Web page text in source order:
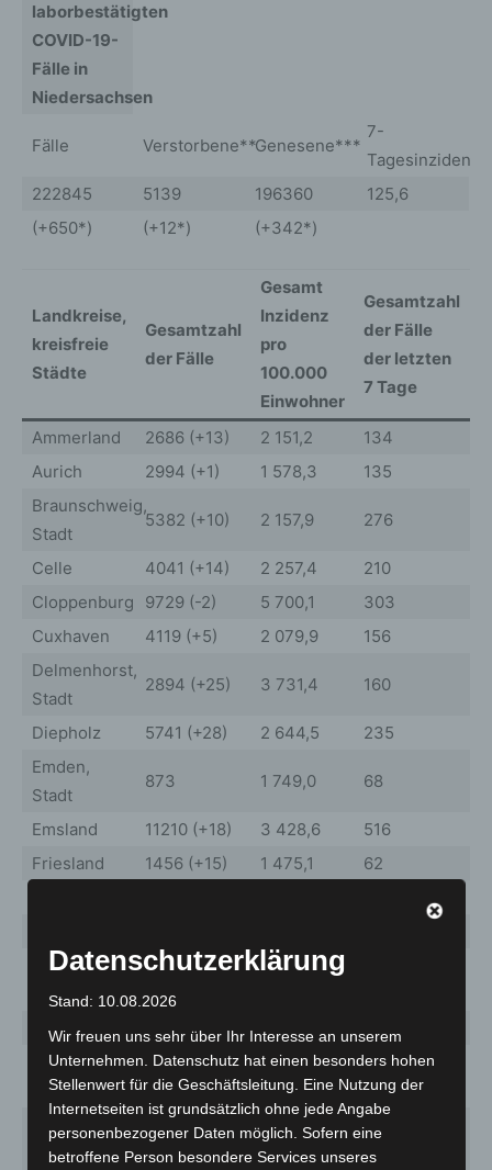
laborbestätigten
COVID-19-
Fälle in
Niedersachsen
Fälle Verstorbene**Genesene***
7-
Tagesinzidenz
222845
5139 196360
125,6
(+650*)
(+12*) (+342*)
Landkreise,
kreisfreie
Städte
Gesamtzahl
der Fälle
Gesamt
Inzidenz
pro
100.000
Einwohner
Gesamtzahl
der Fälle
der letzten
7 Tage
Ammerland
2686 (+13) 2 151,2 134
Aurich
2994 (+1) 1 578,3 135
Braunschweig,
Stadt
5382 (+10) 2 157,9 276
Celle 4041 (+14) 2 257,4 210
Cloppenburg
9729 (-2) 5 700,1 303
Cuxhaven
4119 (+5) 2 079,9 156
Delmenhorst,
Stadt
2894 (+25) 3 731,4 160
Diepholz 5741 (+28) 2 644,5 235
Emden,
Stadt
873 1 749,0 68
Emsland 11210 (+18) 3 428,6 516
Friesland
1456 (+15) 1 475,1 62
Grafschaft
Bentheim
Göttingen 6807 (+27) 2 087,8
Hameln-
Pyrmont
3720 (+16) 2 504,2
Region
41902 (+81) 3 621,2 1668
Datenschutzerklärung
Stand: 10.08.2026
Wir freuen uns sehr über Ihr Interesse an unserem
Unternehmen. Datenschutz hat einen besonders hohen
Stellenwert für die Geschäftsleitung. Eine Nutzung der
Internetseiten ist grundsätzlich ohne jede Angabe
personenbezogener Daten möglich. Sofern eine
betroffene Person besondere Services unseres